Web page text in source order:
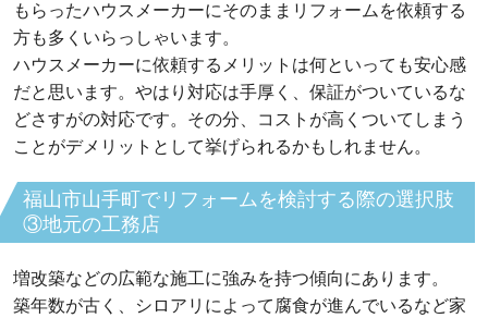
もらったハウスメーカーにそのままリフォームを依頼する
方も多くいらっしゃいます。
ハウスメーカーに依頼するメリットは何といっても安心感
だと思います。やはり対応は手厚く、保証がついているな
どさすがの対応です。その分、コストが高くついてしまう
ことがデメリットとして挙げられるかもしれません。
福山市山手町でリフォームを検討する際の選択肢
③地元の工務店
増改築などの広範な施工に強みを持つ傾向にあります。
築年数が古く、シロアリによって腐食が進んでいるなど家